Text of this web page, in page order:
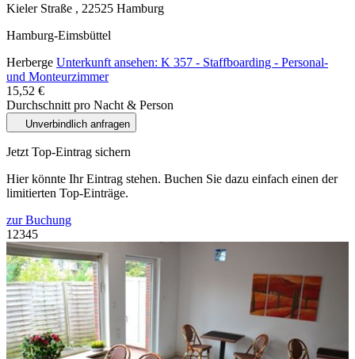
Kieler Straße , 22525 Hamburg
Hamburg-Eimsbüttel
Herberge Unterkunft ansehen: K 357 - Staffboarding - Personal-
und Monteurzimmer
15,52 €
Durchschnitt pro Nacht & Person
Unverbindlich anfragen
Jetzt Top-Eintrag sichern
Hier könnte Ihr Eintrag stehen. Buchen Sie dazu einfach einen der
limitierten Top-Einträge.
zur Buchung
1 2345